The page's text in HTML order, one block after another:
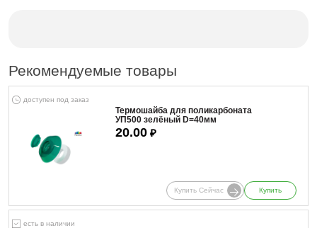
Рекомендуемые товары
доступен под заказ
Термошайба для поликарбоната
УП500 зелёный D=40мм
20.00 ₽
Купить Сейчас Купить
есть в наличии